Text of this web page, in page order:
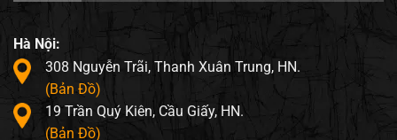
Hà Nội:
308 Nguyễn Trãi, Thanh Xuân Trung, HN.
(Bản Đồ)
19 Trần Quý Kiên, Cầu Giấy, HN.
(Bản Đồ)